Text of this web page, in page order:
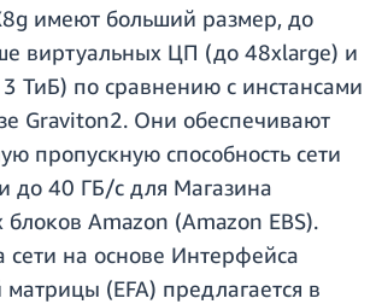
имеют больший размер, до
виртуальных ЦП (до 48xlarge) и
ТиБ) по сравнению с инстансами
Graviton2. Они обеспечивают
пропускную способность сети
до 40 ГБ/с для Магазина
блоков Amazon (Amazon EBS).
на основе Интерфейса
матрицы (EFA) предлагается в